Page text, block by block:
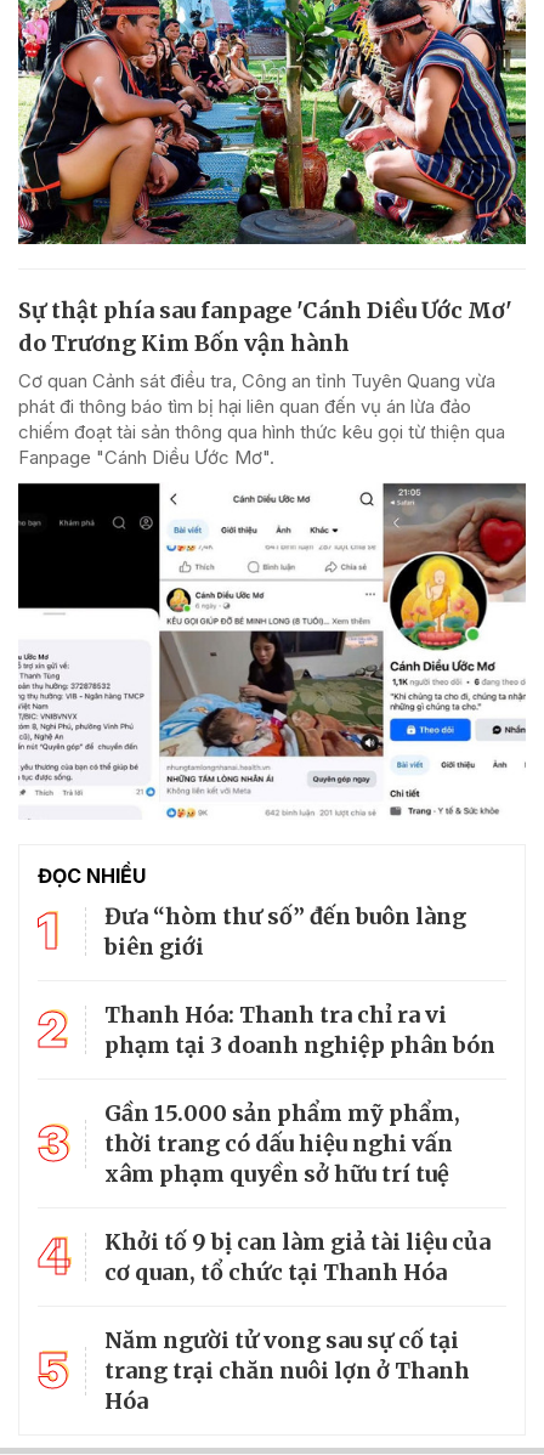
Sự thật phía sau fanpage 'Cánh Diều Ước Mơ'
do Trương Kim Bốn vận hành
Cơ quan Cảnh sát điều tra, Công an tỉnh Tuyên Quang vừa
phát đi thông báo tìm bị hại liên quan đến vụ án lừa đảo
chiếm đoạt tài sản thông qua hình thức kêu gọi từ thiện qua
Fanpage "Cánh Diều Ước Mơ".
ĐỌC NHIỀU
1
Đưa “hòm thư số” đến buôn làng
biên giới
2
Thanh Hóa: Thanh tra chỉ ra vi
phạm tại 3 doanh nghiệp phân bón
3
Gần 15.000 sản phẩm mỹ phẩm,
thời trang có dấu hiệu nghi vấn
xâm phạm quyền sở hữu trí tuệ
4
Khởi tố 9 bị can làm giả tài liệu của
cơ quan, tổ chức tại Thanh Hóa
5
Năm người tử vong sau sự cố tại
trang trại chăn nuôi lợn ở Thanh
Hóa